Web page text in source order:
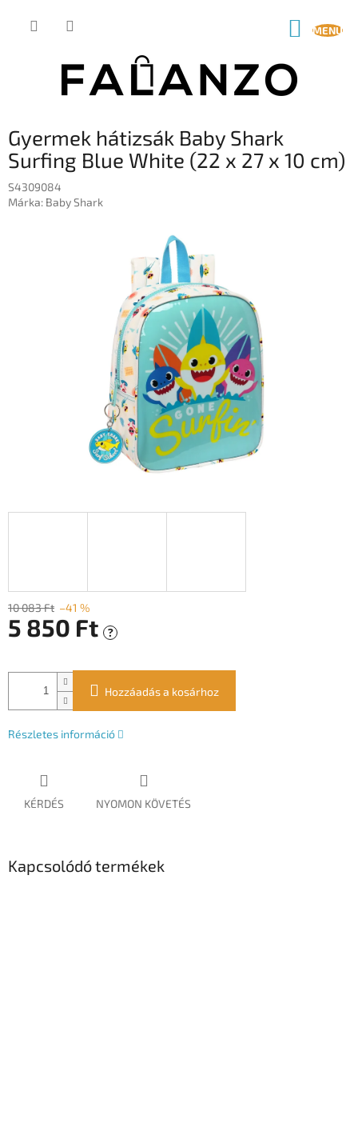
KOSÁR
Gyermek hátizsák Baby Shark
Surfing Blue White (22 x 27 x 10 cm)
S4309084
Márka: Baby Shark
10 083 Ft –41 %
5 850 Ft ?
Hozzáadás a kosárhoz
Részletes információ
KÉRDÉS NYOMON KÖVETÉS
Kapcsolódó termékek